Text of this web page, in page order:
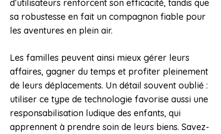
d’utilisateurs renforcent son efficacité, tandis que
sa robustesse en fait un compagnon fiable pour
les aventures en plein air.
Les familles peuvent ainsi mieux gérer leurs
affaires, gagner du temps et profiter pleinement
de leurs déplacements. Un détail souvent oublié :
utiliser ce type de technologie favorise aussi une
responsabilisation ludique des enfants, qui
apprennent à prendre soin de leurs biens. Savez-